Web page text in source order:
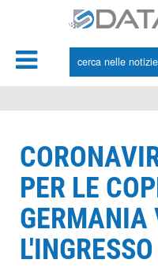
PER LE
GERMANIA